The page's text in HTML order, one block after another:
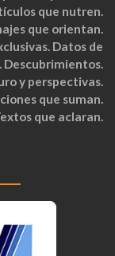
que nutren.
que orientan.
Datos de
Descubrimientos.
y perspectivas.
que suman.
que aclaran.